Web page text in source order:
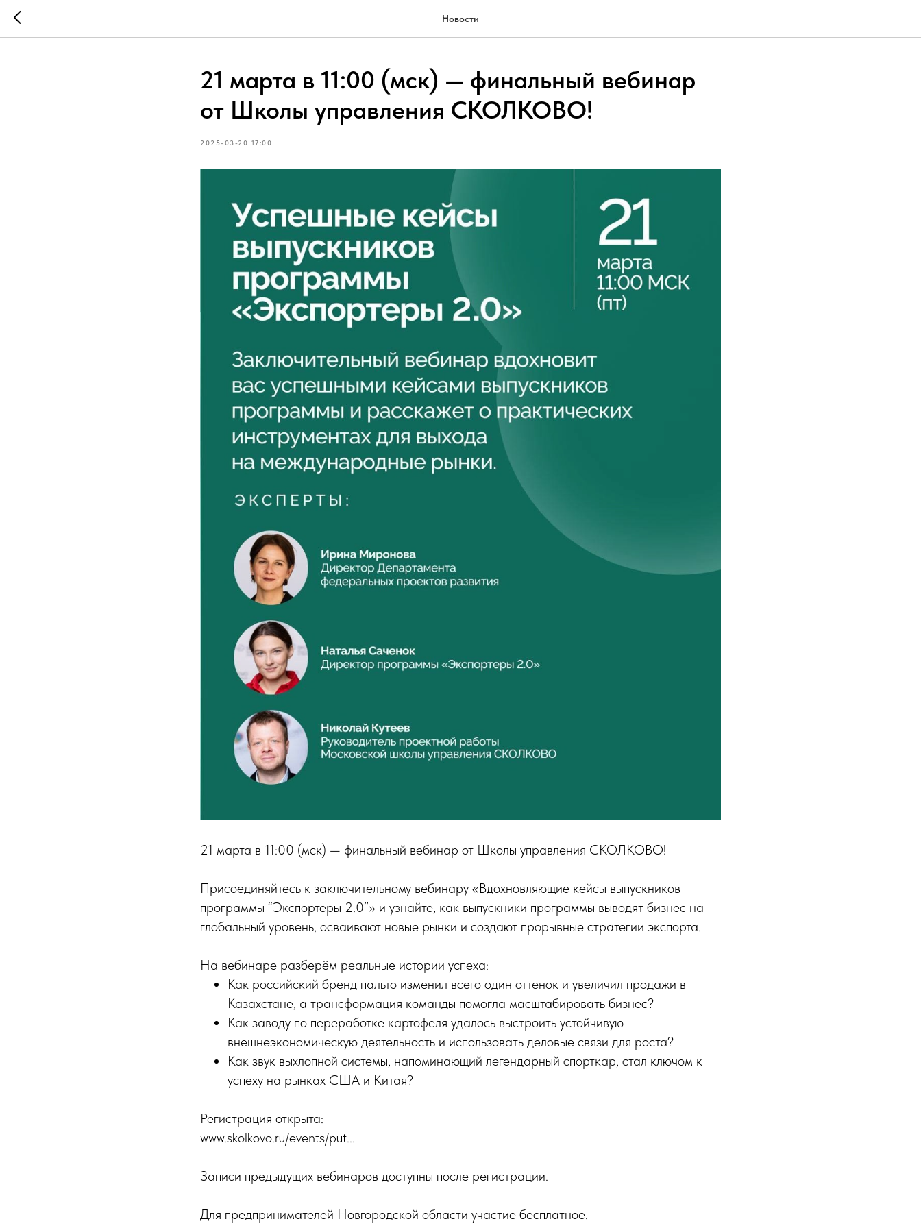
Новости
21 марта в 11:00 (мск) — финальный вебинар
от Школы управления СКОЛКОВО!
2025-03-20 17:00
21 марта в 11:00 (мск) — финальный вебинар от Школы управления СКОЛКОВО!
Присоединяйтесь к заключительному вебинару «Вдохновляющие кейсы выпускников
программы “Экспортеры 2.0”» и узнайте, как выпускники программы выводят бизнес на
глобальный уровень, осваивают новые рынки и создают прорывные стратегии экспорта.
На вебинаре разберём реальные истории успеха:
Как российский бренд пальто изменил всего один оттенок и увеличил продажи в
Казахстане, а трансформация команды помогла масштабировать бизнес?
Как заводу по переработке картофеля удалось выстроить устойчивую
внешнеэкономическую деятельность и использовать деловые связи для роста?
Как звук выхлопной системы, напоминающий легендарный спорткар, стал ключом к
успеху на рынках США и Китая?
Регистрация открыта:
www.skolkovo.ru/events/put...
Записи предыдущих вебинаров доступны после регистрации.
Для предпринимателей Новгородской области участие бесплатное.